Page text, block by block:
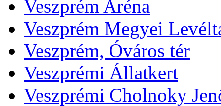
Veszprém Aréna
Veszprém Megyei
Veszprém, Óváros tér
Veszprémi Állatkert
Veszprémi Cholnoky